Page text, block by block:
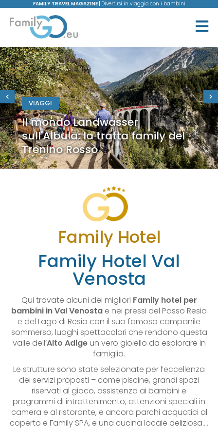
FAMILY TRAVEL MAGAZINE | Divertirsi in viaggio con i bambini
VIAGGI
Il mondo Landwasser
sull'Albula: la tratta family del
Trenino Rosso
Family Hotel
Family Hotel Val
Venosta
Qui trovate alcuni dei migliori Family hotel per
bambini in Val Venosta e nei pressi del Passo Resia
e del Lago di Resia con il suo famoso campanile
sommerso, luoghi spettacolari che rendono questa
valle dell’Alto Adigeun vero gioiello da esplorare in
famiglia.
Le strutture sono state selezionate per l’eccellenza
dei servizi proposti – come piscine, grandi spazi
riservati al gioco, assistenza ai bambini e
programmi di intrattenimento, attenzioni speciali in
camera e al ristorante, e ancora parchi acquatici al
coperto e Family SPA, e una cucina locale deliziosa.…